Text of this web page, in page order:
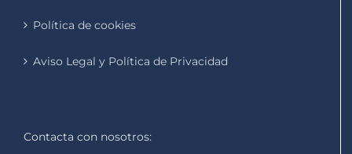
Política de cookies
Aviso Legal y Política de Privacidad
Contacta con nosotros: